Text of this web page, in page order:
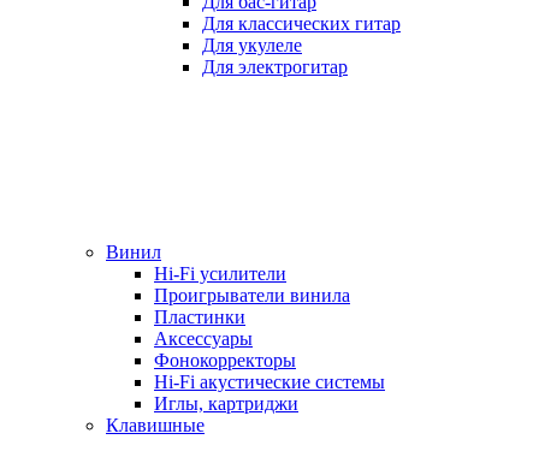
Для классических гитар
Для укулеле
Для электрогитар
Винил
Hi-Fi усилители
Проигрыватели винила
Пластинки
Аксессуары
Фонокорректоры
Hi-Fi акустические системы
Иглы, картриджи
Клавишные